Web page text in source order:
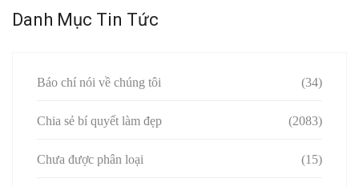
Danh Mục Tin Tức
Báo chí nói về chúng tôi (34)
Chia sẻ bí quyết làm đẹp (2083)
Chưa được phân loại (15)